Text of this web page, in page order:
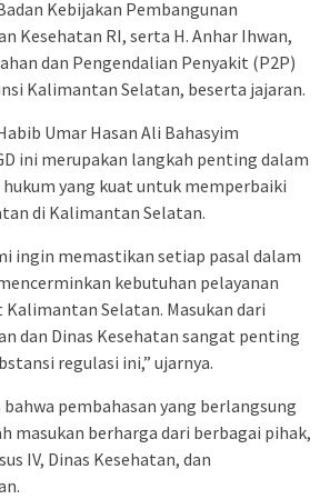
Kebijakan Pembangunan
Kesehatan RI, serta H. Anhar Ihwan,
dan Pengendalian Penyakit (P2P)
Kalimantan Selatan, beserta jajaran.
Umar Hasan Ali Bahasyim
ini merupakan langkah penting dalam
yang kuat untuk memperbaiki
di Kalimantan Selatan.
ingin memastikan setiap pasal dalam
kebutuhan pelayanan
Selatan. Masukan dari
dan Dinas Kesehatan sangat penting
regulasi ini,” ujarnya.
pembahasan yang berlangsung
masukan berharga dari berbagai pihak,
IV, Dinas Kesehatan, dan